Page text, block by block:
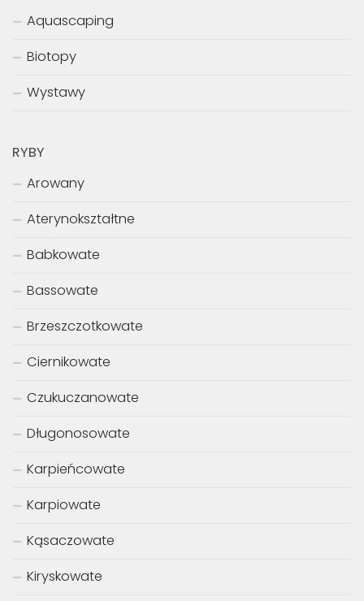
Aquascaping
Biotopy
Wystawy
RYBY
Arowany
Aterynokształtne
Babkowate
Bassowate
Brzeszczotkowate
Ciernikowate
Czukuczanowate
Długonosowate
Karpieńcowate
Karpiowate
Kąsaczowate
Kiryskowate